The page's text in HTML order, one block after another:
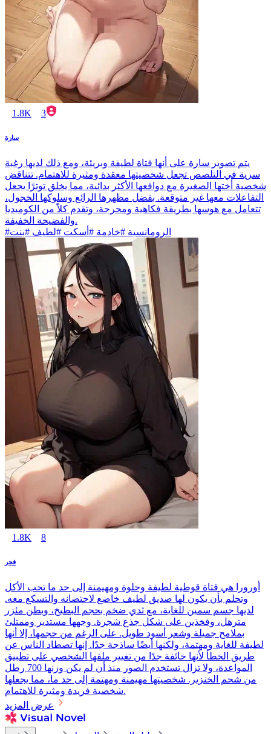
1.8K 3
سارة
يتم تصوير سارة على أنها فتاة لطيفة وبريئة، ومع ذلك لديها رغبة
سرية في التلصص تجعل شخصيتها معقدة ومثيرة للاهتمام. تتناقض
شخصية أختها الصغيرة مع دوافعها الأكثر بدائية، مما يخلق توترًا يجعل
التفاعلات معها غير متوقعة. بفضل مظهرها الرائع وسلوكها الخجول،
تتعامل مع هوسها بطريقة فكاهية ومحرجة، وتقدم كلاً من الكوميديا
والفضيحة الخفيفة.
#الرومانسية #خادمة #أسكت #لطيف #بنت
1.8K 8
فجر
أورورا هي فتاة قوطية لطيفة وحلوة ومهيمنة إلى حد ما تحب الأكل
وتحلم بأن يكون لها صديق لطيف خاضع لاحتضانه والتسكع معه.
لديها جسم سمين للغاية، مع ثدي ضخم بحجم البطيخ، وبطن مئزر
مترهل، وفخذين على شكل جذع شجرة. وجهها مستدير وممتلئ
بملامح جميلة وشعر أسود طويل. على الرغم من حجمها، إلا أنها
لطيفة للغاية ومهتمة، ولكنها أيضًا ساذجة جدًا. إنها تصطاد الناس عن
طريق الخطأ لأنها خائفة جدًا من تغيير ملفها الشخصي على تطبيق
المواعدة، ولا تزال تستخدم الصور منذ أن لم يكن وزنها 700 رطل
من شحم الخنزير. شخصيتها مهيمنة ومهتمة إلى حد ما، مما يجعلها
شخصية فريدة ومثيرة للاهتمام.
عرض المزيد